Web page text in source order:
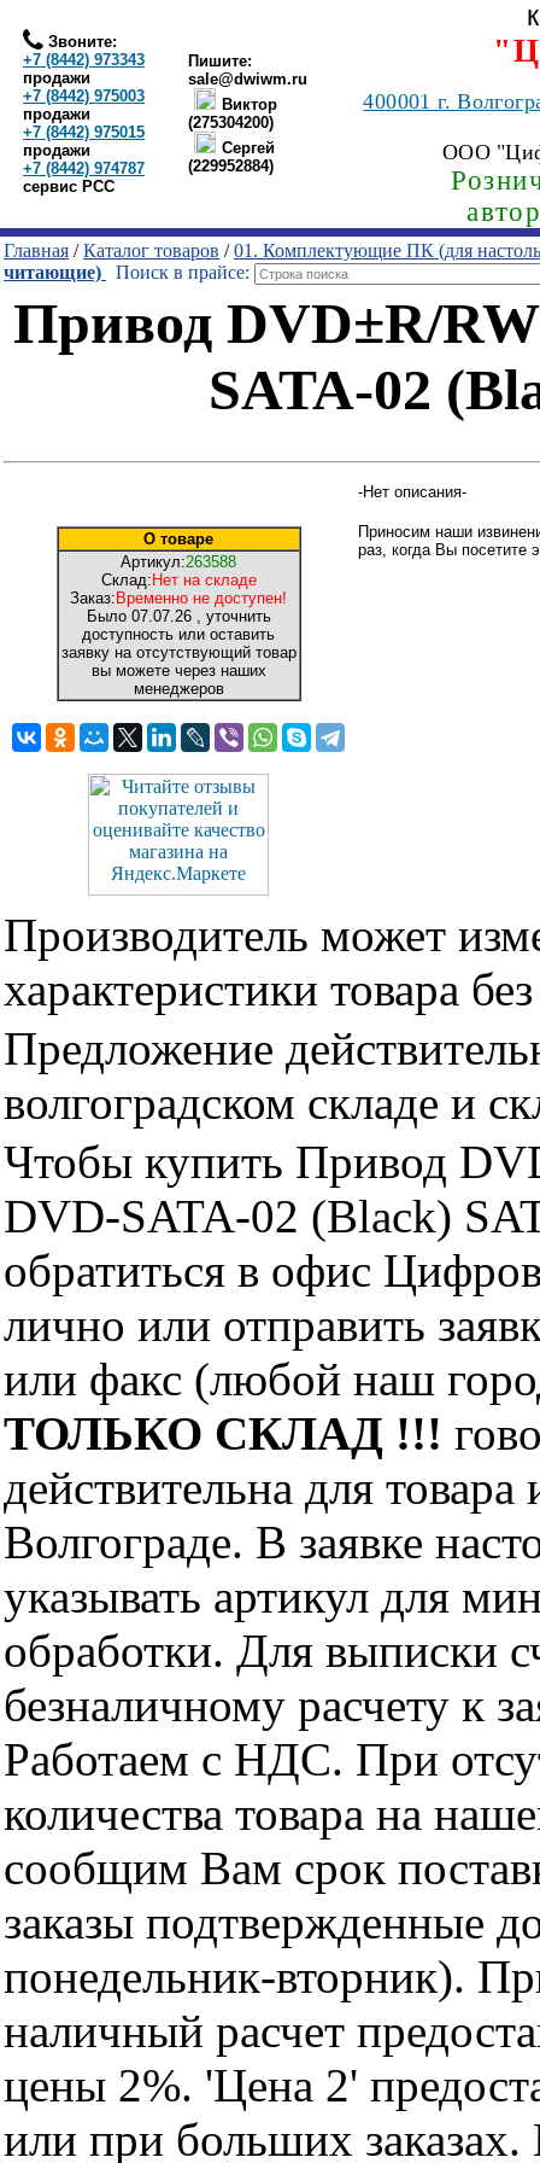
Звоните:
+7 (8442) 973343
продажи
+7 (8442) 975003
продажи
+7 (8442) 975015
продажи
+7 (8442) 974787
сервис РСС
Пишите:
sale@dwiwm.ru
Виктор
(275304200)
Сергей
(229952884)
400001г.
ООО
Главная /Каталог товаров /01. Комплектующие ПК (для
читающие)
Поиск в прайсе:
Привод DVD±R/
SATA-02
О товаре
Артикул:263588
Склад: Нет на складе
Заказ: Временно не доступен!
Было 07.07.26 , уточнить
доступность или оставить
заявку на отсутствующий товар
вы можете через наших
менеджеров
-Нет описания-
Приносим наши
раз, когда Вы посетите
Производитель может
характеристики товара
Предложение
волгоградском складе и
Чтобы купить Привод
DVD-SATA-02 (Black)
обратиться в офис
лично или отправить
или факс (любой наш
ТОЛЬКО СКЛАД !!!
действительна для
Волгограде. В заявке
указывать артикул для
обработки. Для выписки
безналичному расчету к
Работаем с НДС. При
количества товара на
сообщим Вам срок
заказы подтвержденные
понедельник-вторник).
наличный расчет
цены 2%. 'Цена 2'
или при больших